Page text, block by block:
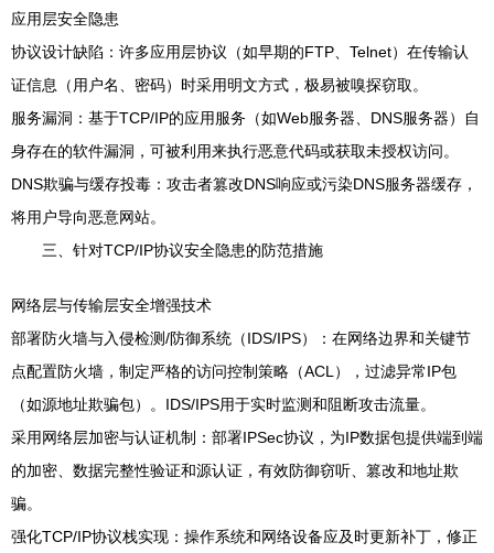
应用层安全隐患
协议设计缺陷：许多应用层协议（如早期的FTP、Telnet）在传输认
证信息（用户名、密码）时采用明文方式，极易被嗅探窃取。
服务漏洞：基于TCP/IP的应用服务（如Web服务器、DNS服务器）自
身存在的软件漏洞，可被利用来执行恶意代码或获取未授权访问。
DNS欺骗与缓存投毒：攻击者篡改DNS响应或污染DNS服务器缓存，
将用户导向恶意网站。
三、针对TCP/IP协议安全隐患的防范措施
网络层与传输层安全增强技术
部署防火墙与入侵检测/防御系统（IDS/IPS）：在网络边界和关键节
点配置防火墙，制定严格的访问控制策略（ACL），过滤异常IP包
（如源地址欺骗包）。IDS/IPS用于实时监测和阻断攻击流量。
采用网络层加密与认证机制：部署IPSec协议，为IP数据包提供端到端
的加密、数据完整性验证和源认证，有效防御窃听、篡改和地址欺
骗。
强化TCP/IP协议栈实现：操作系统和网络设备应及时更新补丁，修正